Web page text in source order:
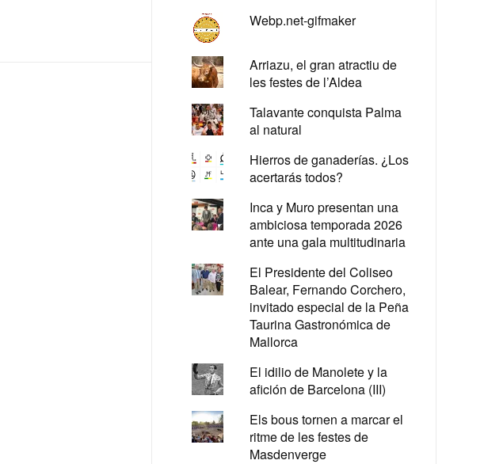
Webp.net-gifmaker
Arriazu, el gran atractiu de
les festes de l’Aldea
Talavante conquista Palma
al natural
Hierros de ganaderías. ¿Los
acertarás todos?
Inca y Muro presentan una
ambiciosa temporada 2026
ante una gala multitudinaria
El Presidente del Coliseo
Balear, Fernando Corchero,
invitado especial de la Peña
Taurina Gastronómica de
Mallorca
El idilio de Manolete y la
afición de Barcelona (III)
Els bous tornen a marcar el
ritme de les festes de
Masdenverge